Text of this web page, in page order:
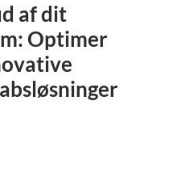
af dit
Optimer